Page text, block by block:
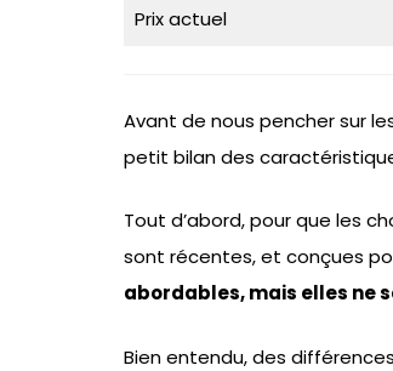
Prix actuel
Avant de nous pencher sur
petit bilan des
Tout d’abord, pour que les
sont récentes, et conçues
abordables, mais elles ne
Bien entendu, des